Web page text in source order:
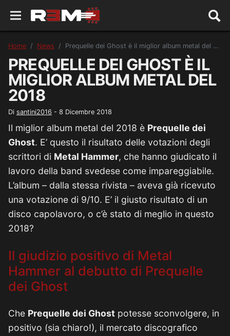
Home News Prequelle dei Ghost è il miglior album metal del 2018
PREQUELLE DEI GHOST È IL
MIGLIOR ALBUM METAL DEL
2018
Di santini2016 - 8 Dicembre 2018
Il miglior album metal del 2018 è Prequelle dei
Ghost. E’ questo il risultato delle votazioni degli
scrittori di Metal Hammer, che hanno giudicato il
lavoro della band svedese come impareggiabile.
L’album – dalla stessa rivista – aveva già ricevuto
una votazione di 9/10. E’ il giusto risultato di un
disco capolavoro, o c’è stato di meglio in questo
2018?
Il giudizio positivo di Metal
Hammer al debutto di Prequelle
dei Ghost
Che Prequelle dei Ghost potesse sconvolgere, in
positivo (sia chiaro!), il mercato discografico